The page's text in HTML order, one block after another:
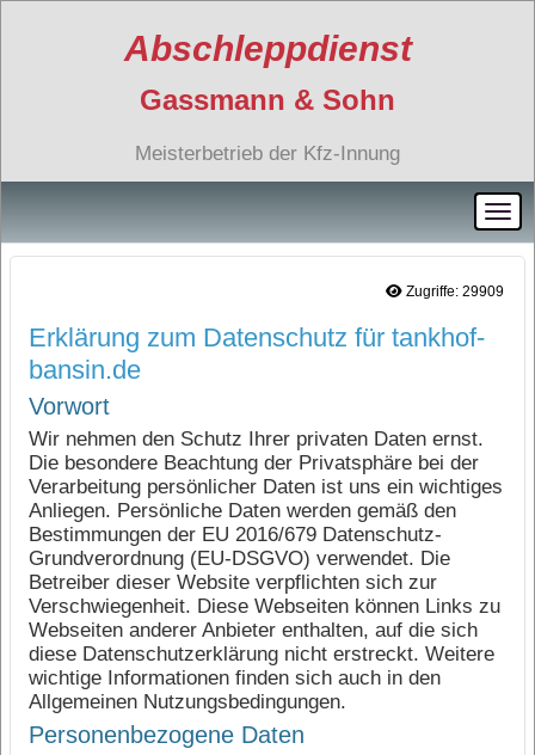
Abschleppdienst
Gassmann & Sohn
Meisterbetrieb der Kfz-Innung
Zugriffe: 29909
Erklärung zum Datenschutz für tankhof-
bansin.de
Vorwort
Wir nehmen den Schutz Ihrer privaten Daten ernst.
Die besondere Beachtung der Privatsphäre bei der
Verarbeitung persönlicher Daten ist uns ein wichtiges
Anliegen. Persönliche Daten werden gemäß den
Bestimmungen der EU 2016/679 Datenschutz-
Grundverordnung (EU-DSGVO) verwendet. Die
Betreiber dieser Website verpflichten sich zur
Verschwiegenheit. Diese Webseiten können Links zu
Webseiten anderer Anbieter enthalten, auf die sich
diese Datenschutzerklärung nicht erstreckt. Weitere
wichtige Informationen finden sich auch in den
Allgemeinen Nutzungsbedingungen.
Personenbezogene Daten